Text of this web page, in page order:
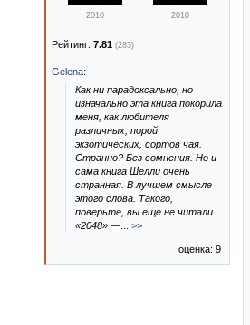
2010 2010
Рейтинг: 7.81 (283)
Gelena:
Как ни парадоксально, но
изначально эта книга покорила
меня, как любителя
различных, порой
экзотических, сортов чая.
Странно? Без сомнения. Но и
сама книга Шелли очень
странная. В лучшем смысле
этого слова. Такого,
поверьте, вы еще не читали.
«2048» —
>>
оценка: 9